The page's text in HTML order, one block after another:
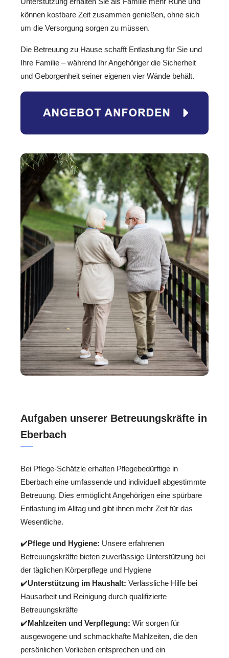
können kostbare Zeit zusammen genießen, ohne sich
um die Versorgung sorgen zu müssen.
Die Betreuung zu Hause schafft Entlastung für Sie und
Ihre Familie – während Ihr Angehöriger die Sicherheit
und Geborgenheit seiner eigenen vier Wände behält.
Aufgaben unserer Betreuungskräfte in
Eberbach
Bei Pflege-Schätzle erhalten Pflegebedürftige in
Eberbach eine umfassende und individuell abgestimmte
Betreuung. Dies ermöglicht Angehörigen eine spürbare
Entlastung im Alltag und gibt ihnen mehr Zeit für das
Wesentliche.
✔️Pflege und Hygiene: Unsere erfahrenen
Betreuungskräfte bieten zuverlässige Unterstützung bei
der täglichen Körperpflege und Hygiene
✔️Unterstützung im Haushalt: Verlässliche Hilfe bei
Hausarbeit und Reinigung durch qualifizierte
Betreuungskräfte
✔️Mahlzeiten und Verpflegung: Wir sorgen für
ausgewogene und schmackhafte Mahlzeiten, die den
persönlichen Vorlieben entsprechen und ein